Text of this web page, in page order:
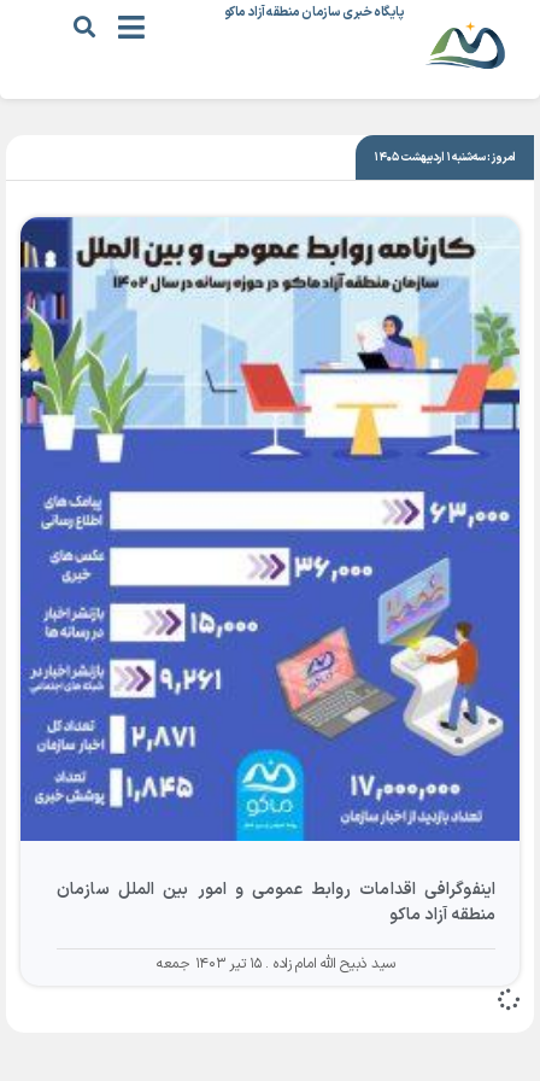
پایگاه خبری سازمان منطقه آزاد ماکو
|۱۵ تیر ۱۴۰۳
امروز: سه‌شنبه ۱ اردیبهشت ۱۴۰۵
اینفوگرافی اقدامات روابط عمومی و امور بین الملل سازمان
منطقه آزاد ماکو
سید ذبیح الله امام زاده ۱۵ تیر ۱۴۰۳ جمعه